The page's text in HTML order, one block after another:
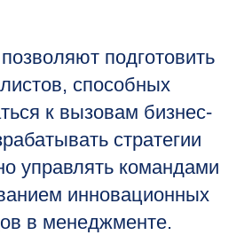
подготовить
способных
к вызовам бизнес-
стратегии
управлять командами
инновационных
в менеджменте.